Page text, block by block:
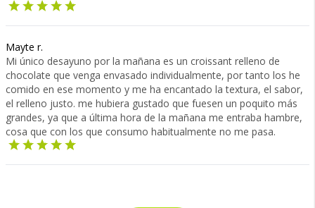
Mayte r.
Mi único desayuno por la mañana es un croissant relleno de
chocolate que venga envasado individualmente, por tanto los he
comido en ese momento y me ha encantado la textura, el sabor,
el relleno justo. me hubiera gustado que fuesen un poquito más
grandes, ya que a última hora de la mañana me entraba hambre,
cosa que con los que consumo habitualmente no me pasa.